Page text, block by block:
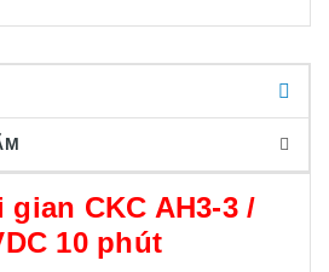
CKC AH3-3 /
10 phút